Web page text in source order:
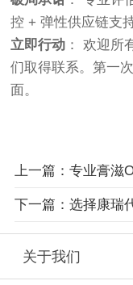
控 + 弹性供应链支
立即行动 ： 欢迎所
们取得联系。第一
面。
关于我们